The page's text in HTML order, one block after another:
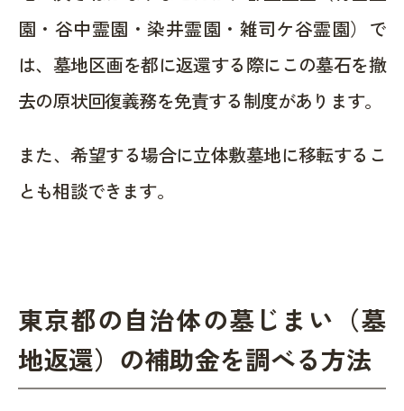
園・谷中霊園・染井霊園・雑司ケ谷霊園）で
は、墓地区画を都に返還する際にこの墓石を撤
去の原状回復義務を免責する制度があります。
また、希望する場合に立体敷墓地に移転するこ
とも相談できます。
東京都の自治体の墓じまい（墓
地返還）の補助金を調べる方法